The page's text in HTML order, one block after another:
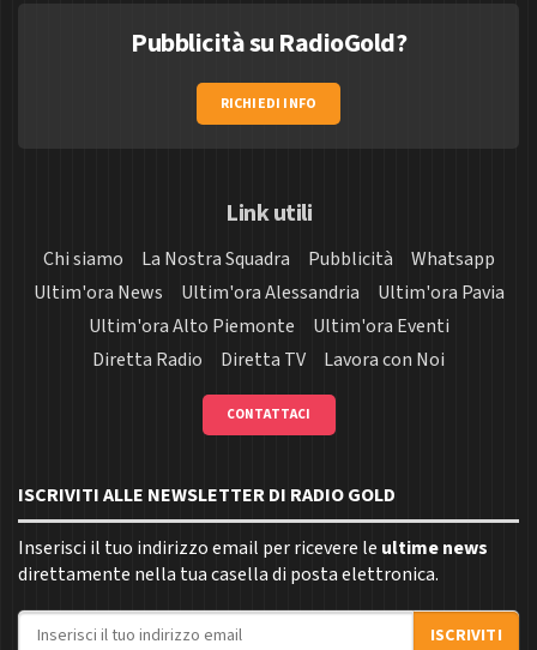
Pubblicità su RadioGold?
RICHIEDI INFO
Link utili
Chi siamo La Nostra Squadra Pubblicità
Whatsapp
Ultim'ora News
Ultim'ora Alessandria
Ultim'ora Pavia
Ultim'ora Alto Piemonte
Ultim'ora Eventi
Diretta Radio
Diretta TV Lavora con Noi
CONTATTACI
ISCRIVITI ALLE NEWSLETTER DI RADIO GOLD
Inserisci il tuo indirizzo email per ricevere le ultime news
direttamente nella tua casella di posta elettronica.
Indirizzo email
ISCRIVITI